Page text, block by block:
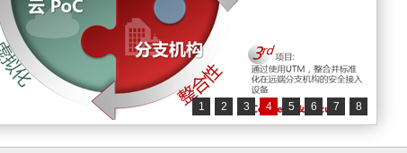
1 2 3 4 5 6 7
8